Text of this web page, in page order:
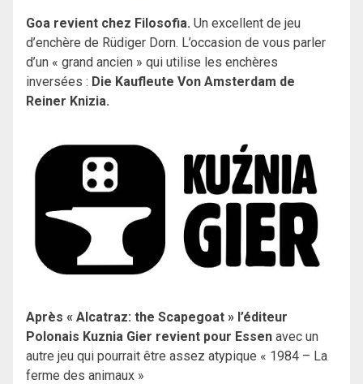
Goa revient chez Filosofia. Un excellent de jeu
d’enchère de Rüdiger Dorn. L’occasion de vous parler
d’un « grand ancien » qui utilise les enchères
inversées : Die Kaufleute Von Amsterdam de
Reiner Knizia.
Après « Alcatraz: the Scapegoat » l’éditeur
Polonais Kuznia Gier revient pour Essen avec un
autre jeu qui pourrait être assez atypique « 1984 – La
ferme des animaux »